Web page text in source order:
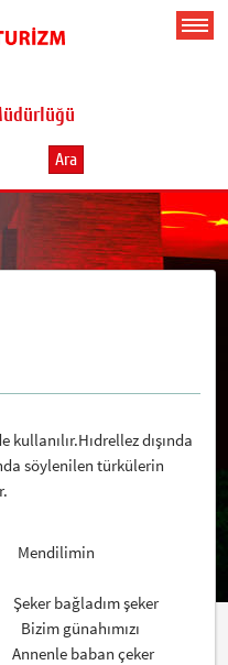
Ara
dışında
söylenilen türkülerin
bağladım şeker
günahımızı
baban çeker